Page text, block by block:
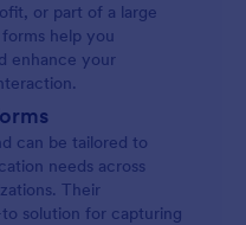
or part of a large
help you
enhance your
can be tailored to
needs across
Their
solution for capturing